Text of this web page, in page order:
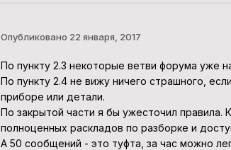
Опубликовано 22 января, 2017
По пункту 2.3 некоторые ветви форума уже
По пункту 2.4 не вижу ничего страшного,
приборе или детали.
По закрытой части я бы ужесточил
полноценных раскладов по разборке и
А 50 сообщений - это туфта, за час можно